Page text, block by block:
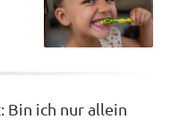
Bin ich nur allein